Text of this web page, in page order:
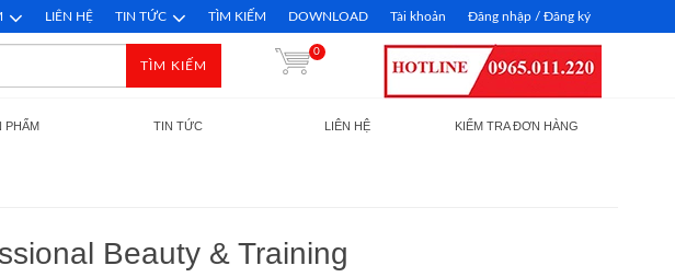
LIÊN HỆ TIN TỨC TÌM KIẾM DOWNLOAD Tài khoản Đăng nhập / Đăng ký
TÌM KIẾM
0
PHẨM TIN TỨC LIÊN HỆ KIỂM TRA ĐƠN HÀNG
Beauty & Training